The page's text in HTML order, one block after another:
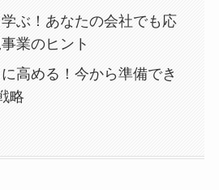
ぶ！あなたの会社でも応
業のヒント
高める！今から準備でき
略